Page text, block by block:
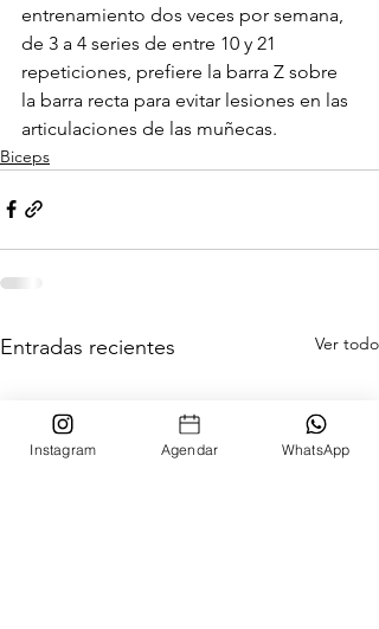
entrenamiento dos veces por semana,
de 3 a 4 series de entre 10 y 21
repeticiones, prefiere la barra Z sobre
la barra recta para evitar lesiones en las
articulaciones de las muñecas.
Biceps
Entradas recientes Ver todo
Instagram Agendar WhatsApp